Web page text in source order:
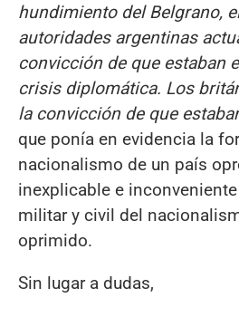
hundimiento del Belgrano,
autoridades argentinas
convicción de que estaban
crisis diplomática. Los
la convicción de que
que ponía en evidencia la
nacionalismo de un país
inexplicable e inconveniente
militar y civil del
oprimido.
Sin lugar a dudas,